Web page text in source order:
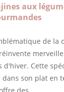
aux
de la
d'hiver. Cette
son plat en